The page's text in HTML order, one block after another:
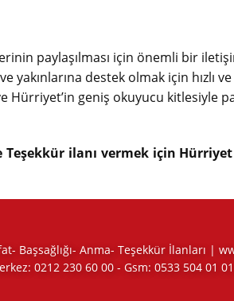
paylaşılması için önemli bir
yakınlarına destek olmak için hızlı
Hürriyet’in geniş okuyucu kitlesiyle
ilanı vermek için Hürriyet
Başsağlığı- Anma- Teşekkür İlanları |
0212 230 60 00- Gsm: 0533 504 01 01